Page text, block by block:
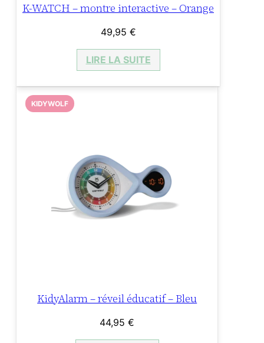
K-WATCH – montre interactive – Orange
49,95 €
LIRE LA SUITE
KidyAlarm – réveil éducatif – Bleu
KIDYWOLF
44,95€